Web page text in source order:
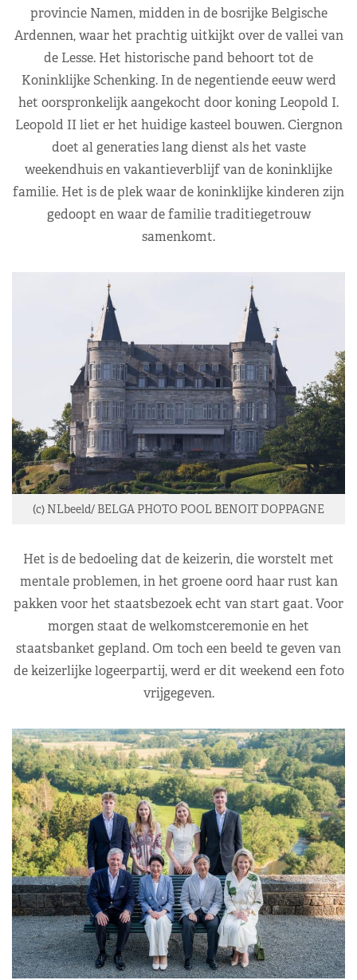
provincie Namen, midden in de bosrijke Belgische
Ardennen, waar het prachtig uitkijkt over de vallei van
de Lesse. Het historische pand behoort tot de
Koninklijke Schenking. In de negentiende eeuw werd
het oorspronkelijk aangekocht door koning Leopold I.
Leopold II liet er het huidige kasteel bouwen. Ciergnon
doet al generaties lang dienst als het vaste
weekendhuis en vakantieverblijf van de koninklijke
familie. Het is de plek waar de koninklijke kinderen zijn
gedoopt en waar de familie traditiegetrouw
samenkomt.
(c) NLbeeld/ BELGA PHOTO POOL BENOIT DOPPAGNE
Het is de bedoeling dat de keizerin, die worstelt met
mentale problemen, in het groene oord haar rust kan
pakken voor het staatsbezoek echt van start gaat. Voor
morgen staat de welkomstceremonie en het
staatsbanket gepland. Om toch een beeld te geven van
de keizerlijke logeerpartij, werd er dit weekend een foto
vrijgegeven.